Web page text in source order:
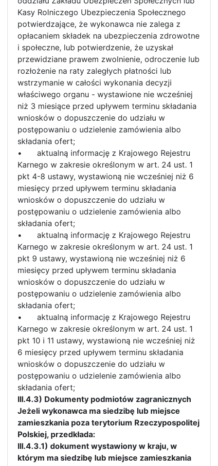
Kasy Rolniczego Ubezpieczenia Społecznego
potwierdzające, że wykonawca nie zalega z
opłacaniem składek na ubezpieczenia zdrowotne
i społeczne, lub potwierdzenie, że uzyskał
przewidziane prawem zwolnienie, odroczenie lub
rozłożenie na raty zaległych płatności lub
wstrzymanie w całości wykonania decyzji
właściwego organu - wystawione nie wcześniej
niż 3 miesiące przed upływem terminu składania
wniosków o dopuszczenie do udziału w
postępowaniu o udzielenie zamówienia albo
składania ofert;
•
aktualną informację z Krajowego Rejestru
Karnego w zakresie określonym w art. 24 ust. 1
pkt 4-8 ustawy, wystawioną nie wcześniej niż 6
miesięcy przed upływem terminu składania
wniosków o dopuszczenie do udziału w
postępowaniu o udzielenie zamówienia albo
składania ofert;
•
aktualną informację z Krajowego Rejestru
Karnego w zakresie określonym w art. 24 ust. 1
pkt 9 ustawy, wystawioną nie wcześniej niż 6
miesięcy przed upływem terminu składania
wniosków o dopuszczenie do udziału w
postępowaniu o udzielenie zamówienia albo
składania ofert;
•
aktualną informację z Krajowego Rejestru
Karnego w zakresie określonym w art. 24 ust. 1
pkt 10 i 11 ustawy, wystawioną nie wcześniej niż
6 miesięcy przed upływem terminu składania
wniosków o dopuszczenie do udziału w
postępowaniu o udzielenie zamówienia albo
składania ofert;
III.4.3) Dokumenty podmiotów zagranicznych
Jeżeli wykonawca ma siedzibę lub miejsce
zamieszkania poza terytorium Rzeczypospolitej
Polskiej, przedkłada:
III.4.3.1) dokument wystawiony w kraju, w
którym ma siedzibę lub miejsce zamieszkania